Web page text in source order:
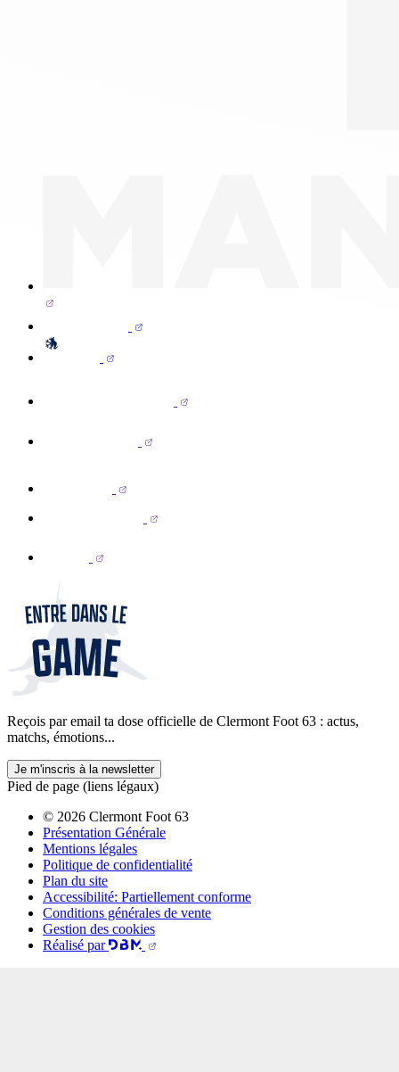
Reçois par email ta dose officielle de Clermont Foot 63 : actus,
matchs, émotions...
Je m'inscris à la newsletter
Pied de page (liens légaux)
© 2026 Clermont Foot 63
Présentation Générale
Mentions légales
Politique de confidentialité
Plan du site
Accessibilité: Partiellement conforme
Conditions générales de vente
Gestion des cookies
Réalisé par